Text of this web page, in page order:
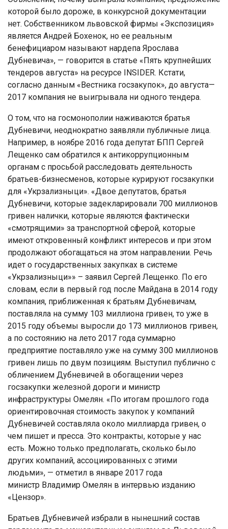
которой было дороже, в конкурсной документации
нет. Собственником львовской фирмы «Экспозиция»
является Андрей Бохенок, но ее реальным
бенефициаром называют нардепа Ярослава
Дубневича», — говорится в статье «Пять крупнейших
тендеров августа» на ресурсе INSIDER. Кстати,
согласно данным «Вестника госзакупок», до августа—
2017 компания не выигрывала ни одного тендера.
О том, что на госмонополии наживаются братья
Дубневичи, неоднократно заявляли публичные лица.
Например, в ноябре 2016 года депутат БПП Сергей
Лещенко сам обратился к антикоррупционным
органам с просьбой расследовать деятельность
братьев-бизнесменов, которые курируют госзакупки
для «Укрзализныци». «Двое депутатов, братья
Дубневичи, которые задекларировали 700 миллионов
гривен налички, которые являются фактически
«смотрящими» за транспортной сферой, которые
имеют откровенный конфликт интересов и при этом
продолжают обогащаться на этом направлении. Речь
идет о государственных закупках в системе
«Укрзализныци»» – заявил Сергей Лещенко. По его
словам, если в первый год после Майдана в 2014 году
компания, приближенная к братьям Дубневичам,
поставляла на сумму 103 миллиона гривен, то уже в
2015 году объемы выросли до 173 миллионов гривен,
а по состоянию на лето 2017 года суммарно
предприятие поставляло уже на сумму 300 миллионов
гривен лишь по двум позициям. Выступил публично с
обличением Дубневичей в обогащении через
госзакупки железной дороги и министр
инфраструктуры Омелян. «По итогам прошлого года
ориентировочная стоимость закупок у компаний
Дубневичей составляла около миллиарда гривен, о
чем пишет и пресса. Это контракты, которые у нас
есть. Можно только предполагать, сколько было
других компаний, ассоциированных с этими
людьми», — отметил в январе 2017 года
министр Владимир Омелян в интервью изданию
«Цензор».
Братьев Дубневичей избрали в нынешний состав